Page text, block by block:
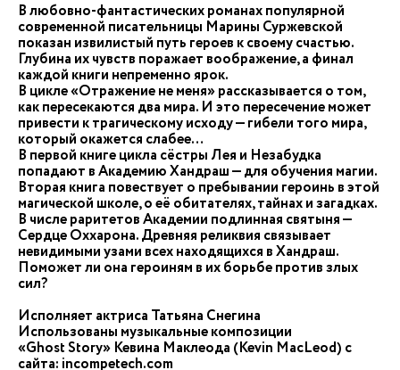
В любовно-фантастических романах популярной
современной писательницы Марины Суржевской
показан извилистый путь героев к своему счастью.
Глубина их чувств поражает воображение, а финал
каждой книги непременно ярок.
В цикле «Отражение не меня» рассказывается о том,
как пересекаются два мира. И это пересечение может
привести к трагическому исходу — гибели того мира,
который окажется слабее…
В первой книге цикла сёстры Лея и Незабудка
попадают в Академию Хандраш — для обучения магии.
Вторая книга повествует о пребывании героинь в этой
магической школе, о её обитателях, тайнах и загадках.
В числе раритетов Академии подлинная святыня —
Сердце Оххарона. Древняя реликвия связывает
невидимыми узами всех находящихся в Хандраш.
Поможет ли она героиням в их борьбе против злых
сил?
Исполняет актриса Татьяна Снегина
Использованы музыкальные композиции
«Ghost Story» Кевина Маклеода (Kevin MacLeod) с
сайта: incompetech.com